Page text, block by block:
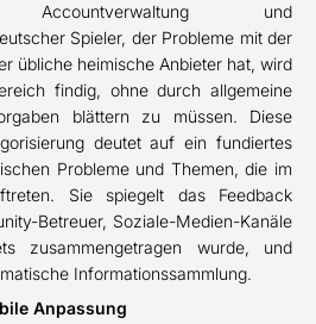
Accountverwaltung und
Spieler, der Probleme mit der
übliche heimische Anbieter hat, wird
findig, ohne durch allgemeine
blättern zu müssen. Diese
deutet auf ein fundiertes
Probleme und Themen, die im
Sie spiegelt das Feedback
Betreuer, Soziale-Medien-Kanäle
zusammengetragen wurde, und
Informationssammlung.
Anpassung